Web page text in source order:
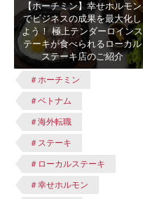
【ホーチミン】幸せホルモン
でビジネスの成果を最大化し
よう！ 極上テンダーロインス
テーキが食べられるローカル
ステーキ店のご紹介
＃ホーチミン
＃ベトナム
＃海外転職
＃ステーキ
＃ローカルステーキ
＃幸せホルモン